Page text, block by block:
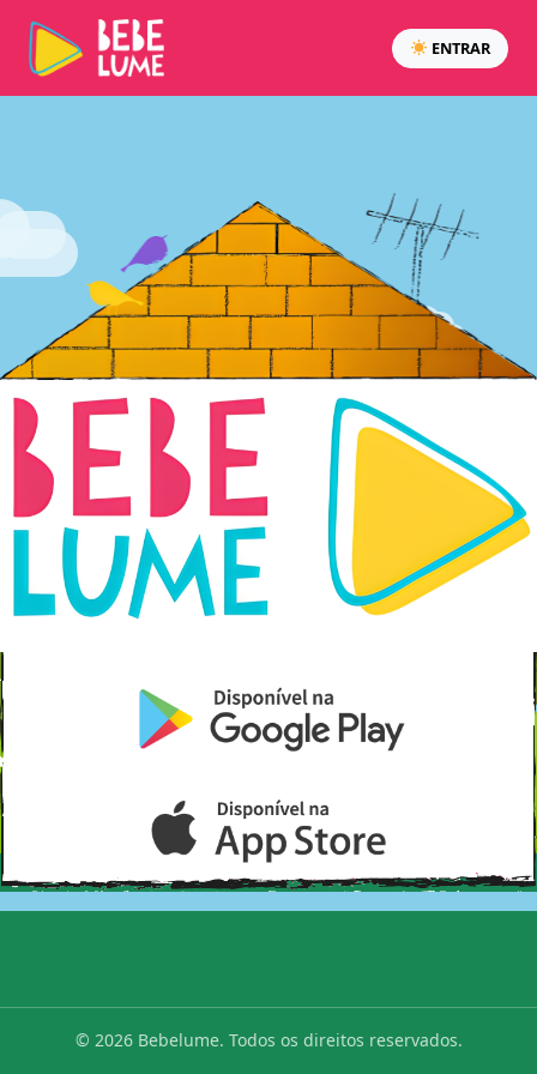
ENTRAR
© 2026 Bebelume. Todos os direitos reservados.